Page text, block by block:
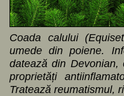
Coada calului
umede din poiene.
datează din
proprietăți
Tratează reumatismul,